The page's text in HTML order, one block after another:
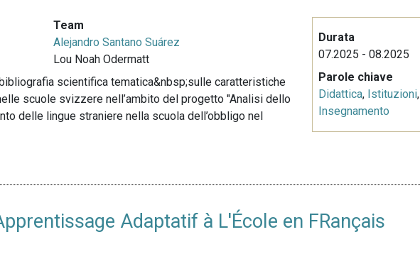
Team
Alejandro Santano Suárez
Lou Noah Odermatt
scientifica tematica&nbsp;sulle caratteristiche
scuole svizzere nell’ambito del progetto "Analisi dello
delle lingue straniere nella scuola dell’obbligo nel
Durata
07.2025 - 08.2025
Parole chiave
Didattica, Istituzioni,
Insegnamento
Adaptatif à L'École en FRançais